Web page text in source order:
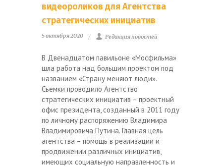
видеороликов для Агентства
стратегических инициатив
5 октября 2020 Редакция новостей
В Двенадцатом павильоне «Мосфильма»
шла работа над большим проектом под
названием «Страну меняют люди».
Съемки проводило Агентство
стратегических инициатив – проектный
офис президента, созданный в 2011 году
по личному распоряжению Владимира
Владимировича Путина. Главная цель
агентства – помощь в реализации и
продвижении различных инициатив,
имеющих социальную направленность и